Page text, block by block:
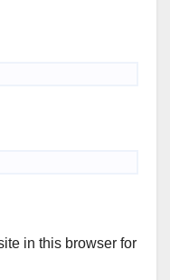
in this browser for